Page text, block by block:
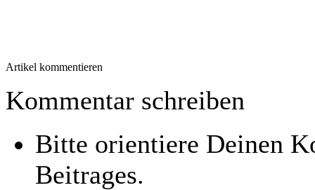
Artikel kommentieren
Kommentar schreiben
Bitte orientiere Deinen
Beitrages.